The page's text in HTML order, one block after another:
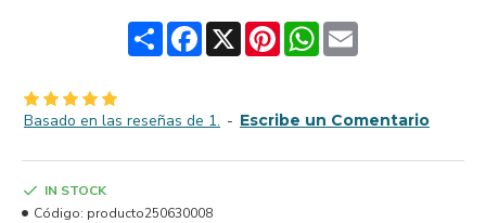
ShareFacebook
X PinterestWhatsApp
Email
Basado en las reseñas de 1. - Escribe un Comentario
IN STOCK
Código: producto250630008